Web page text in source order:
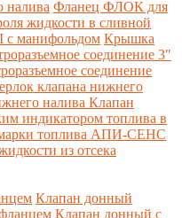
налива Фланец ФЛОК для
жидкости в сливной
с манифольдом Крышка
соединение 3"
соединение
клапана нижнего
налива Клапан
индикатором топлива в
топлива АПИ-СЕНС
из отсека
Клапан донный
Клапан донный с